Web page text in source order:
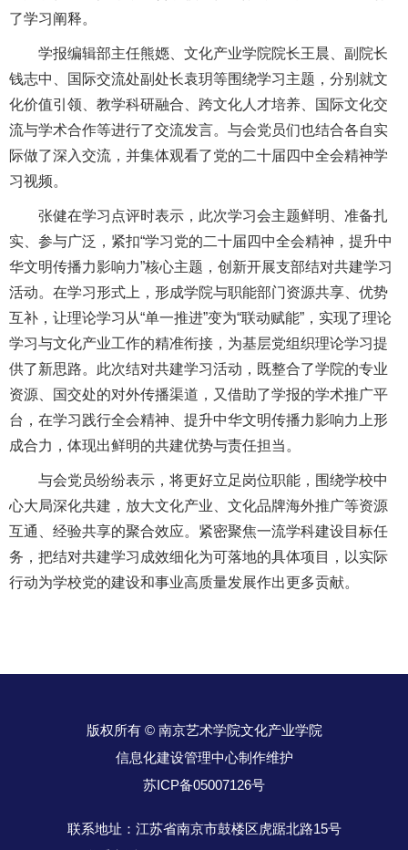
了学习阐释。
学报编辑部主任熊嫕、文化产业学院院长王晨、副院长
钱志中、国际交流处副处长袁玥等围绕学习主题，分别就文
化价值引领、教学科研融合、跨文化人才培养、国际文化交
流与学术合作等进行了交流发言。与会党员们也结合各自实
际做了深入交流，并集体观看了党的二十届四中全会精神学
习视频。
张健在学习点评时表示，此次学习会主题鲜明、准备扎
实、参与广泛，紧扣“学习党的二十届四中全会精神，提升中
华文明传播力影响力”核心主题，创新开展支部结对共建学习
活动。在学习形式上，形成学院与职能部门资源共享、优势
互补，让理论学习从“单一推进”变为“联动赋能”，实现了理论
学习与文化产业工作的精准衔接，为基层党组织理论学习提
供了新思路。此次结对共建学习活动，既整合了学院的专业
资源、国交处的对外传播渠道，又借助了学报的学术推广平
台，在学习践行全会精神、提升中华文明传播力影响力上形
成合力，体现出鲜明的共建优势与责任担当。
与会党员纷纷表示，将更好立足岗位职能，围绕学校中
心大局深化共建，放大文化产业、文化品牌海外推广等资源
互通、经验共享的聚合效应。紧密聚焦一流学科建设目标任
务，把结对共建学习成效细化为可落地的具体项目，以实际
行动为学校党的建设和事业高质量发展作出更多贡献。
版权所有 © 南京艺术学院文化产业学院
信息化建设管理中心制作维护
苏ICP备05007126号
联系地址：江苏省南京市鼓楼区虎踞北路15号